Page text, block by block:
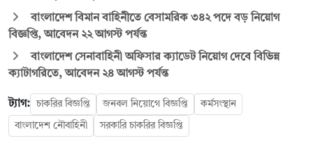
বাংলাদেশ বিমান বাহিনীতে বেসামরিক ৩৪২ পদে বড় নিয়োগ
বিজ্ঞপ্তি, আবেদন ২২ আগস্ট পর্যন্ত
বাংলাদেশ সেনাবাহিনী অফিসার ক্যাডেট নিয়োগ দেবে বিভিন্ন
ক্যাটাগরিতে, আবেদন ২৪ আগস্ট পর্যন্ত
ট্যাগ: চাকরির বিজ্ঞপ্তি জনবল নিয়োগে বিজ্ঞপ্তি কর্মসংস্থান
বাংলাদেশ নৌবাহিনী সরকারি চাকরির বিজ্ঞপ্তি